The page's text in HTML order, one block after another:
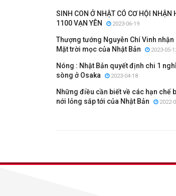
SINH CON Ở NHẬT CÓ CƠ HỘI NHẬN
1100 VẠN YÊN
2023-06-19
Thượng tướng Nguyễn Chí Vinh
Mặt trời mọc của Nhật Bản
2023-05-
Nóng : Nhật Bản quyết định chi 1
sòng ở Osaka
2023-04-18
Những điều cần biết về các hạn chế
nới lỏng sắp tới của Nhật Bản
2022-